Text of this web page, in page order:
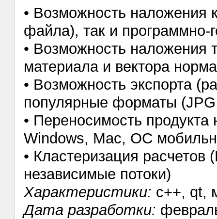
• Возможность наложения
файла), так и программно-
• Возможность наложения
материала и вектора
• Возможность экспорта
популярные форматы
• Переносимость
Windows, Mac, ОС
• Кластеризация
независимые потоки)
Характеристики: c++, qt,
Дата разработки: